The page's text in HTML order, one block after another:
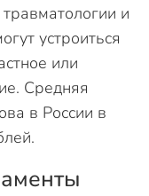
и
устроиться
или
Средняя
в России в